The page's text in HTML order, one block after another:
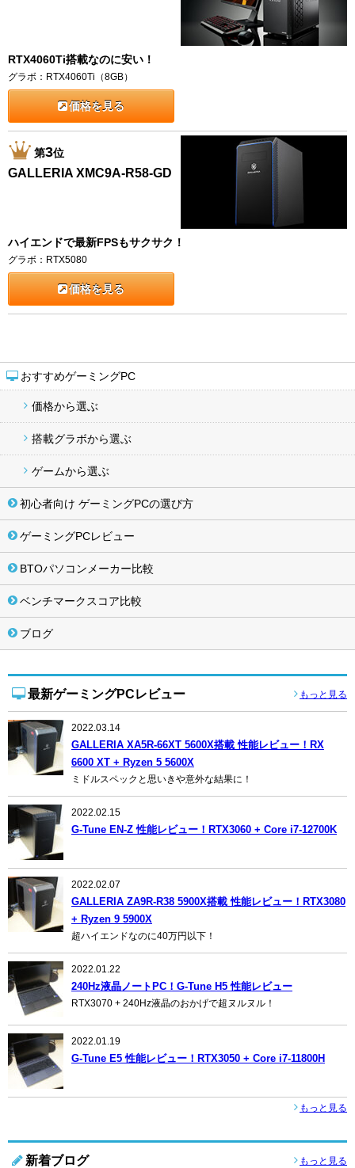
おすすめゲーミングPC
価格から選ぶ
搭載グラボから選ぶ
ゲームから選ぶ
初心者向け ゲーミングPCの選び方
ゲーミングPCレビュー
BTOパソコンメーカー比較
ベンチマークスコア比較
ブログ
最新ゲーミングPCレビュー もっと見る
2022.03.14
GALLERIA XA5R-66XT 5600X搭載 性能レビュー！RX
6600 XT + Ryzen 5 5600X
ミドルスペックと思いきや意外な結果に！
2022.02.15
G-Tune EN-Z 性能レビュー！RTX3060 + Core i7-12700K
2022.02.07
GALLERIA ZA9R-R38 5900X搭載 性能レビュー！RTX3080
+ Ryzen 9 5900X
超ハイエンドなのに40万円以下！
2022.01.22
240Hz液晶ノートPC！G-Tune H5 性能レビュー
RTX3070 + 240Hz液晶のおかげで超ヌルヌル！
2022.01.19
G-Tune E5 性能レビュー！RTX3050 + Core i7-11800H
もっと見る
新着ブログ もっと見る
RTX4060Ti搭載なのに安い！
グラボ：RTX4060Ti（8GB）
価格を見る
第3位
GALLERIA XMC9A-R58-GD
ハイエンドで最新FPSもサクサク！
グラボ：RTX5080
価格を見る